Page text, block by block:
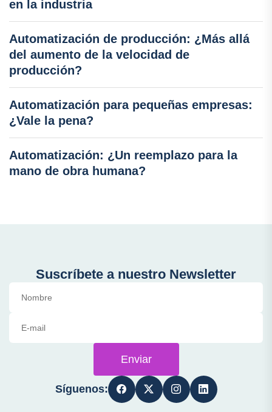
en la industria
Automatización de producción: ¿Más allá
del aumento de la velocidad de
producción?
Automatización para pequeñas empresas:
¿Vale la pena?
Automatización: ¿Un reemplazo para la
mano de obra humana?
Suscríbete a nuestro Newsletter
Enviar
Síguenos: